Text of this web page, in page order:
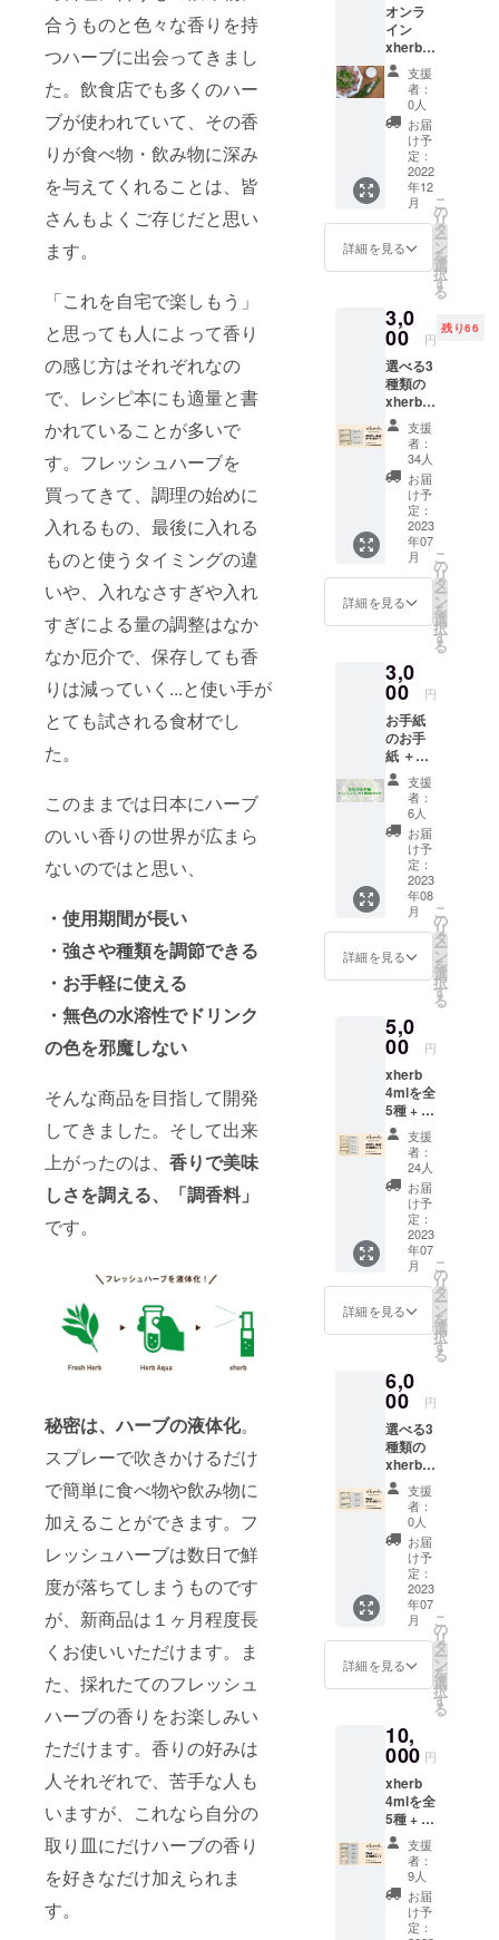
合うものと色々な香りを持
つハーブに出会ってきまし
た。飲食店でも多くのハー
ブが使われていて、その香
りが食べ物・飲み物に深み
を与えてくれることは、皆
さんもよくご存じだと思い
ます。
「これを自宅で楽しもう」
と思っても人によって香り
の感じ方はそれぞれなの
で、レシピ本にも適量と書
かれていることが多いで
す。フレッシュハーブを
買ってきて、調理の始めに
入れるもの、最後に入れる
ものと使うタイミングの違
いや、入れなさすぎや入れ
すぎによる量の調整はなか
なか厄介で、保存しても香
りは減っていく...と使い手が
とても試される食材でし
た。
このままでは日本にハーブ
のいい香りの世界が広まら
ないのではと思い、
・ 使用期間が長い
・強さや種類を調節できる
・お手軽に使える
・無色の水溶性でドリンク
の色を邪魔しない
そんな商品を目指して開発
してきました。そして出来
上がったのは、 香りで美味
しさを調える、「調香料」
です。
秘密は、ハーブの液体化。
スプレーで吹きかけるだけ
で簡単に食べ物や飲み物に
加えることができます。フ
レッシュハーブは数日で鮮
度が落ちてしまうものです
が、新商品は１ヶ月程度長
くお使いいただけます。ま
た、採れたてのフレッシュ
ハーブの香りをお楽しみい
ただけます。香りの好みは
人それぞれで、苦手な人も
いますが、これなら自分の
取り皿にだけハーブの香り
を好きなだけ加えられま
す。
レッシュ
ハーブの香
りの面白さ
を広めなが
ら、１つで
ハーブを見
つけても
らって生活
に取り入れ
やすい自然
案していき
ます。
オンラ
イン
xherbレ
シピ研
究会参
加権
（12
月、2
月、4月
の3回を
実施）
※レシピ
研究会
参加の
みの方
選びく
ださい
支援
者：
0人
お届
け予
定：
2022
年12
月
詳細を見る
こ
の
リ
タ
ー
ン
を
選
択
す
る
3,0
00 円
残り66
選べる3
種類の
xherb
4ml +
オンラ
イン
xherbレ
シピ研
究会参
加権
（12
月、2
月、4月
の3回を
実施）
（xherb
のみも
選択で
きま
す） ■
ライン
ナップ
A：ロー
ズマ
リー、
スペア
ミン
ト、
ローズ
ゼラニ
ウム
B：ロー
ズマ
ローズ
ゼラニ
C：スペ
アミン
ト、マ
ジョラ
ム、
ローレ
ル ■容
4ml（約
100プッ
シュ相
当） ※
組み合
わせの
せん。
支援
者：
34人
お届
け予
定：
2023
年07
月
詳細を見る
こ
の
リ
タ
ー
ン
を
選
択
す
る
3,0
00 円
お手紙
のお手
紙 ＋季
節のお
すすめ
フレッ
シュ
ハーブ
詰め合
わせ3種
セット
※ハーブ
の種類
はお選
びいた
※発送時
期は収
穫状況
によっ
て前後
する場
合がご
ざいま
す。
支援
者：
6人
お届
け予
定：
2023
年08
月
詳細を見る
こ
の
リ
タ
ー
ン
を
選
択
す
る
5,0
00 円
xherb
4mlを全
5種 + オ
ンライ
ンxherb
レシピ
研究会
参加権
（12
月、2
月、4月
の3回を
実施）
（xherb
ご購入
きま
す） ■
ライン
ナップ
ローズ
マ
リー、
スペア
ミン
ト、
ローズ
ゼラニ
ウム、
マジョ
ラム、
ローレ
ル ■容
4ml（約
100プッ
シュ相
当） ※
わせの
変更は
承って
おりま
せん。
支援
者：
24人
お届
け予
定：
2023
年07
月
詳細を見る
こ
の
リ
タ
ー
ン
を
選
択
す
る
6,0
00 円
選べる3
種類の
xherb
10ml +
オンラ
イン
xherbレ
シピ研
究会参
加権
（12
月、2
月、4月
の3回を
実施）
（xherb
のみも
選択で
きま
す） ■
ライン
ナップ
A：ロー
ズマ
リー、
スペア
ミン
ト、
支援
者：
0人
お届
け予
定：
2023
年07
月
詳細を見る
こ
の
リ
タ
ー
ン
を
選
択
す
る
10,
000 円
xherb
4mlを全
5種 + オ
ンライ
ンxherb
レシピ
研究会
参加権
（12
支援
者：
9人
お届
け予
定：